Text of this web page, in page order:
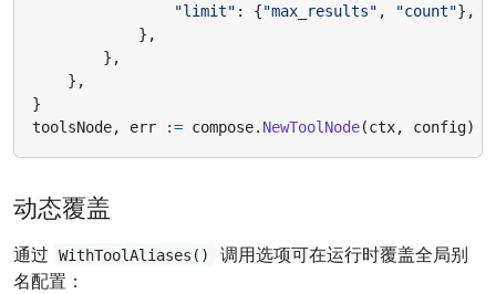
"limit" : {"max_results" , "count"},
},
},
},
}
toolsNode, err := compose. NewToolNode(ctx, config)
动态覆盖
通过 WithToolAliases()
调用选项可在运行时覆盖全局别
名配置：